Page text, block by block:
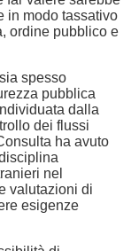
in modo tassativo
ordine pubblico e
spesso
pubblica
dalla
dei flussi
ha avuto
nel
valutazioni di
esigenze